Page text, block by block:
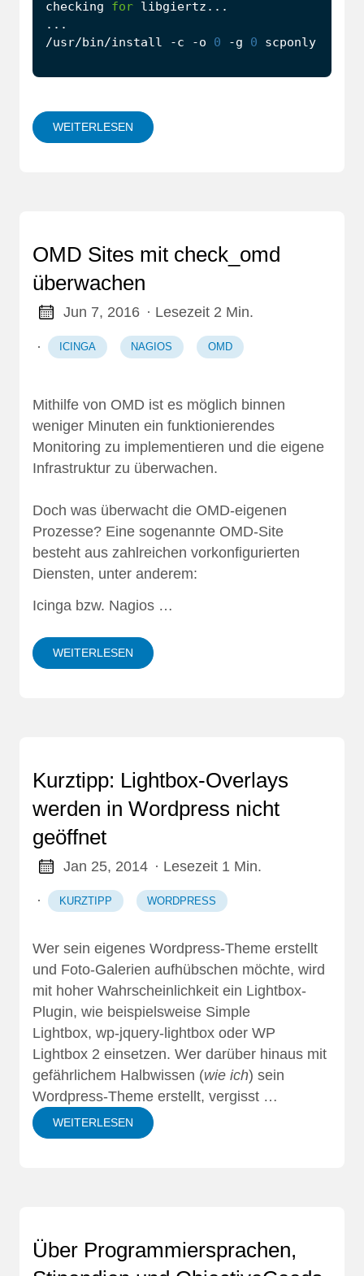
checking for
/usr/bin/install -c -o 0 -g 0 scponly …
WEITERLESEN
OMD Sites mit check_omd
überwachen
Jun 7, 2016 · Lesezeit 2 Min.
· ICINGA NAGIOS OMD
Mithilfe von OMD ist es möglich binnen
weniger Minuten ein funktionierendes
Monitoring zu implementieren und die eigene
Infrastruktur zu überwachen.
Doch was überwacht die OMD-eigenen
Prozesse? Eine sogenannte OMD-Site
besteht aus zahlreichen vorkonfigurierten
Diensten, unter anderem:
Icinga bzw. Nagios …
WEITERLESEN
Kurztipp: Lightbox-Overlays
werden in Wordpress nicht
geöffnet
Jan 25, 2014 · Lesezeit 1 Min.
· KURZTIPP WORDPRESS
Wer sein eigenes Wordpress-Theme erstellt
und Foto-Galerien aufhübschen möchte, wird
mit hoher Wahrscheinlichkeit ein Lightbox-
Plugin, wie beispielsweise Simple
Lightbox, wp-jquery-lightbox oder WP
Lightbox 2 einsetzen. Wer darüber hinaus mit
gefährlichem Halbwissen (wie ich) sein
Wordpress-Theme erstellt, vergisst …
WEITERLESEN
Über Programmiersprachen,